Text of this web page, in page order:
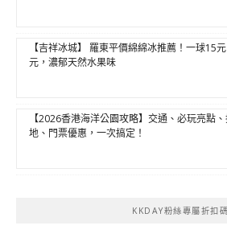
【吉祥冰城】 羅東平價綿綿冰推薦！一球15
元，濃郁天然水果味
【2026香港海洋公園攻略】交通、必玩亮點
地、門票優惠，一次搞定！
KKDAY粉絲專屬折扣碼